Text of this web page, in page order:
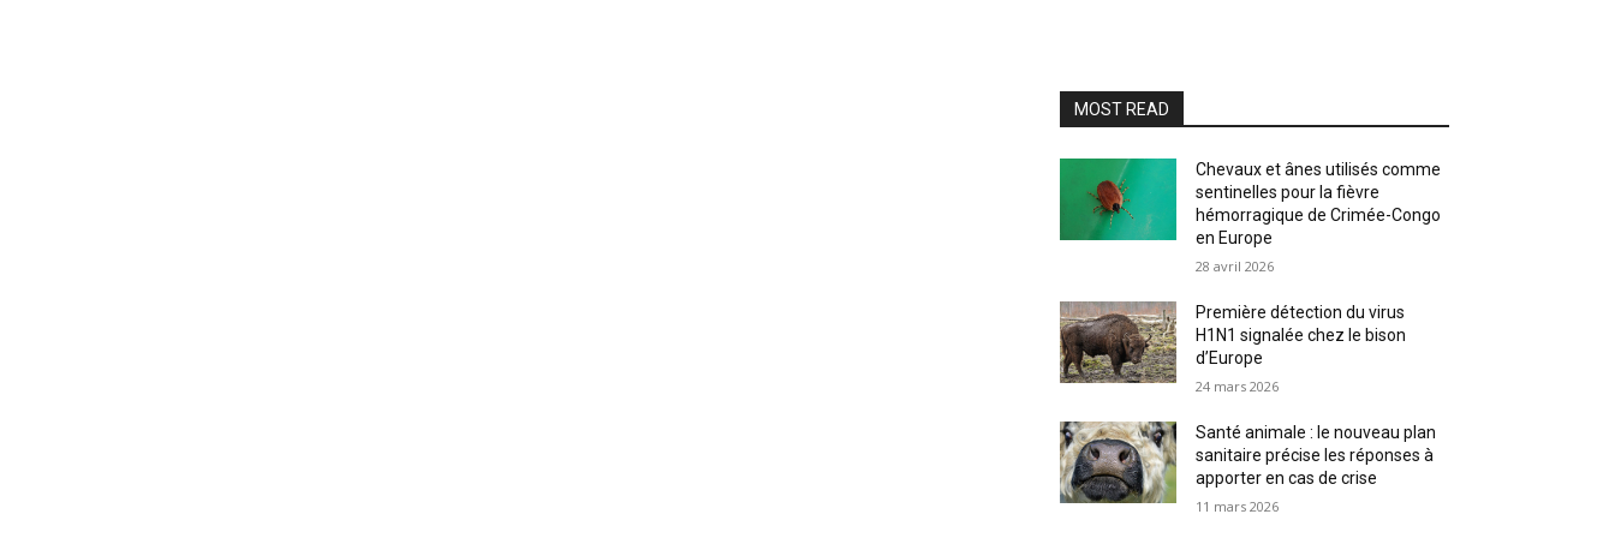
MOST READ
Chevaux et ânes utilisés comme
sentinelles pour la fièvre
hémorragique de Crimée-Congo
en Europe
28 avril 2026
Première détection du virus
H1N1 signalée chez le bison
d’Europe
24 mars 2026
Santé animale : le nouveau plan
sanitaire précise les réponses à
apporter en cas de crise
11 mars 2026